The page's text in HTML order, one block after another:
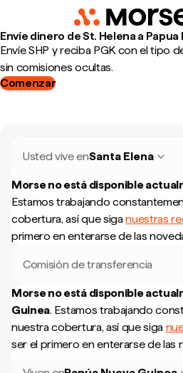
Envíe dinero de St. Helena a
Envíe SHP y reciba PGK con el tipo
sin comisiones ocultas.
Comenzar
Usted vive enSanta Elena
Morse no está disponible
Estamos trabajando
cobertura, así que siganuestras
primero en enterarse de las
Comisión de transferencia
Morse no está disponible
Guinea. Estamos trabajando
nuestra cobertura, así que siga
ser el primero en enterarse de las